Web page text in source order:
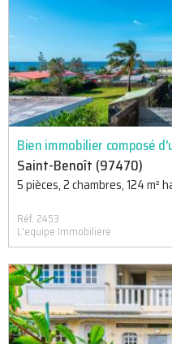
Saint-Benoît (97470)
5 pièces, 2 chambres, 124 m²
Réf. 2453
L'equipe Immobiliere